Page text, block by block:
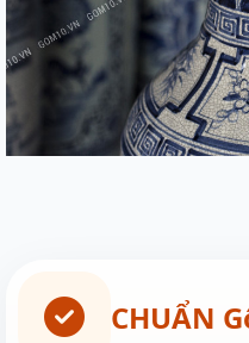
CHUẨN